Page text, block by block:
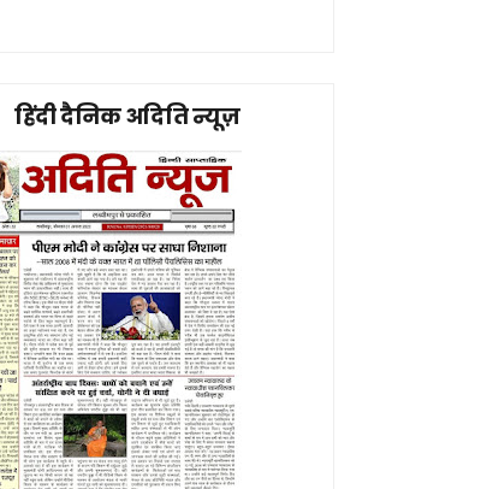
हिंदी दैनिक अदिति न्यूज़